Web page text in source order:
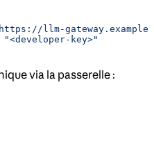
llm-
"<developer-key>"
via la passerelle :